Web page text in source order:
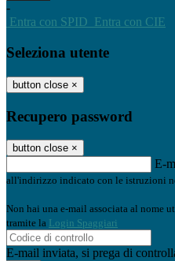
-
Entra con SPID Entra con CIE
Seleziona utente
button close ×
Recupero password
button close ×
E-
all'indirizzo indicato con le istruzioni
Non hai una e-mail associata al nome
tramite la Login Spaggiari
E-mail inviata, si prega di